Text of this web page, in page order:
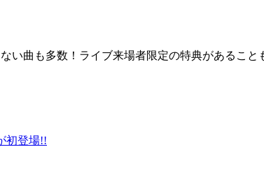
い曲も多数！ライブ来場者限定の特典があること
初登場!!